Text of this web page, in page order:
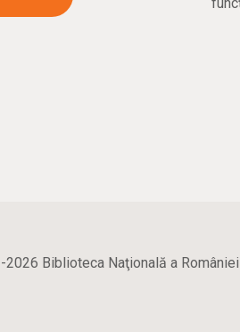
Biblioteca Naţională a României